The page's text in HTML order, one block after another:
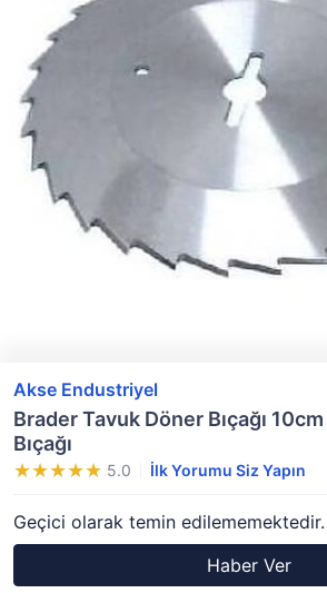
Akse Endustriyel
Brader Tavuk Döner Bıçağı 10cm
Bıçağı
5.0 İlk Yorumu Siz Yapın
Geçici olarak temin
Haber Ver